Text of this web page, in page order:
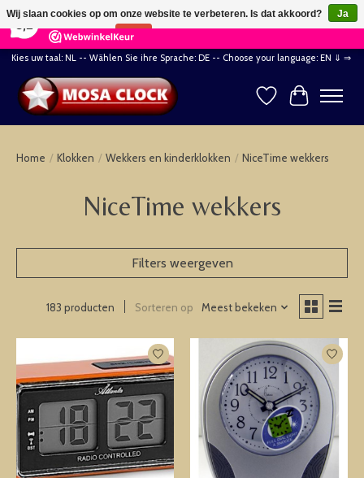
164 Reviews ×
Kies uw taal: NL -- Wählen Sie ihre Sprache: DE -- Choose your language: EN ⇓ ⇒
Verlanglijst
Home / Klokken / Wekkers en kinderklokken / NiceTime wekkers
NiceTime wekkers
Filters weergeven
183 producten Sorteren op Meest bekeken
Wij slaan cookies op om onze website te verbeteren. Is dat akkoord?
Ja
Nee